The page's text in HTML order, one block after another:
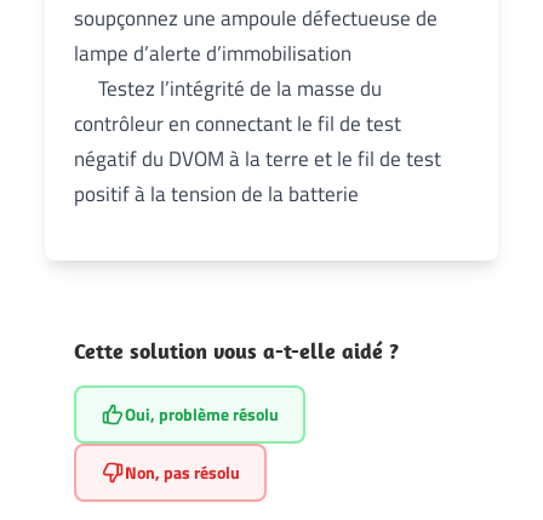
soupçonnez une ampoule défectueuse de
lampe d’alerte d’immobilisation
Testez l’intégrité de la masse du
contrôleur en connectant le fil de test
négatif du DVOM à la terre et le fil de test
positif à la tension de la batterie
Cette solution vous a-t-elle aidé ?
Oui, problème résolu
Non, pas résolu